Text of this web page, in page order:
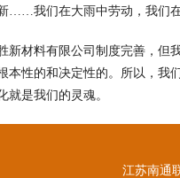
……我们在大雨中劳动，我们
新材料有限公司制度完善，
本性的和决定性的。所以，
就是我们的灵魂。
江苏南通